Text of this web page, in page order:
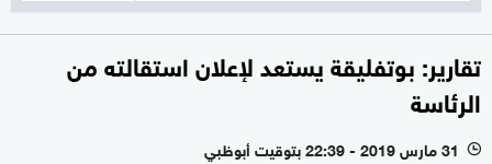
تقارير: بوتفليقة يستعد لإعلان استقالته من
الرئاسة
l 31 مارس 2019 - 22:39 بتوقيت أبوظبي